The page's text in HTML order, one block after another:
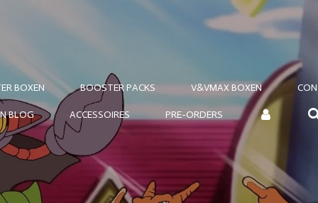
BOXEN BOOSTER PACKS V&VMAX BOXEN
BLOG ACCESSOIRES PRE-ORDERS